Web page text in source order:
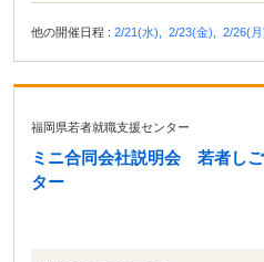
他の開催日程 : 2/21(水), 2/23(金), 2/26(月
福岡県若者就職支援センター
ミニ合同会社説明会 若者し
ター